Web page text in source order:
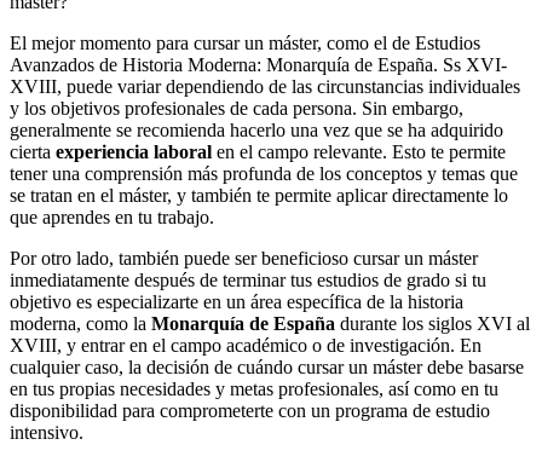
El mejor momento para cursar un máster, como el de Estudios
Avanzados de Historia Moderna: Monarquía de España. Ss XVI-
XVIII, puede variar dependiendo de las circunstancias individuales
y los objetivos profesionales de cada persona. Sin embargo,
generalmente se recomienda hacerlo una vez que se ha adquirido
cierta experiencia laboral en el campo relevante. Esto te permite
tener una comprensión más profunda de los conceptos y temas que
se tratan en el máster, y también te permite aplicar directamente lo
que aprendes en tu trabajo.
Por otro lado, también puede ser beneficioso cursar un máster
inmediatamente después de terminar tus estudios de grado si tu
objetivo es especializarte en un área específica de la historia
moderna, como la Monarquía de España durante los siglos XVI al
XVIII, y entrar en el campo académico o de investigación. En
cualquier caso, la decisión de cuándo cursar un máster debe basarse
en tus propias necesidades y metas profesionales, así como en tu
disponibilidad para comprometerte con un programa de estudio
intensivo.